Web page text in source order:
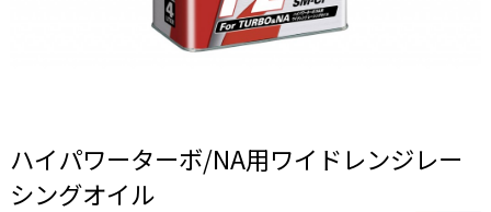
ハイパワーターボ/NA用ワイドレンジレー
シングオイル